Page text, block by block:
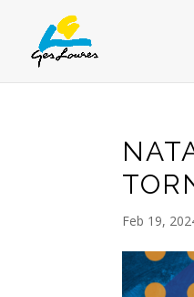
Feb 19,